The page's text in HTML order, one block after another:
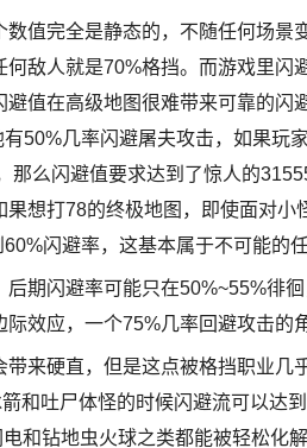
值完全是静态的，不随任何场景
敌人就是70%格挡。而游戏里闪
值在高级地图很难带来可靠的闪
50%几率闪避屠夫攻击，如果玩
那么闪避值要求达到了惊人的
想打78的终极地图，即使面对
闪避率，这基本属于不可能的任
期闪避率可能只在50%~55%徘
效应，一个75%几率回避攻击的
来硬直，但是这点被格挡职业几
和吐尸体怪的时候闪避流可以达
和钻地虫火球之类都能被轻松化